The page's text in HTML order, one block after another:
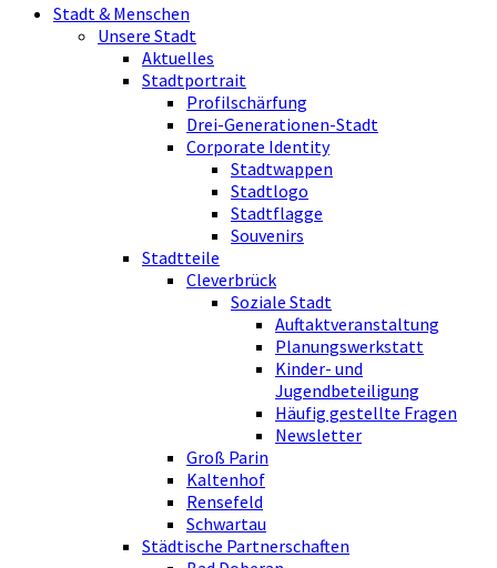
Stadt & Menschen
Unsere Stadt
Aktuelles
Stadtportrait
Profilschärfung
Drei-Generationen-Stadt
Corporate Identity
Stadtwappen
Stadtlogo
Stadtflagge
Souvenirs
Stadtteile
Cleverbrück
Soziale Stadt
Auftaktveranstaltung
Planungswerkstatt
Kinder- und
Jugendbeteiligung
Häufig gestellte Fragen
Newsletter
Groß Parin
Kaltenhof
Rensefeld
Schwartau
Städtische Partnerschaften